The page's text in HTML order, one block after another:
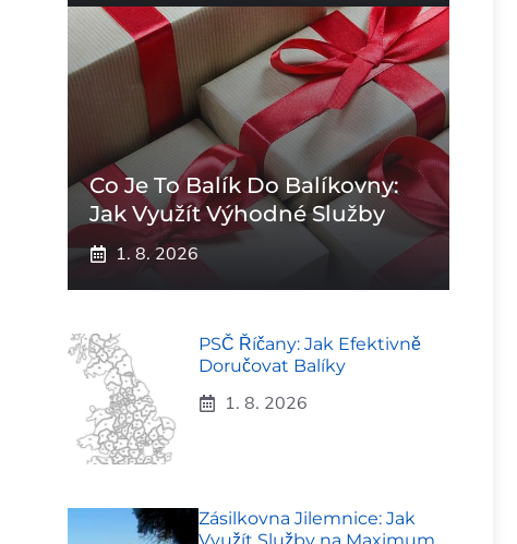
Co Je To Balík Do Balíkovny:
Jak Využít Výhodné Služby
1. 8. 2026
PSČ Říčany: Jak Efektivně
Doručovat Balíky
1. 8. 2026
Zásilkovna Jilemnice: Jak